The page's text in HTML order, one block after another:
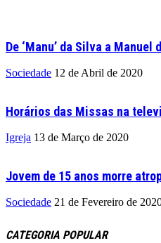
De ‘Manu’ da Silva a
Sociedade 12 de Abril de 2020
Horários das Missas na
Igreja 13 de Março de 2020
Jovem de 15 anos morre
Sociedade 21 de Fevereiro de
CATEGORIA POPULAR